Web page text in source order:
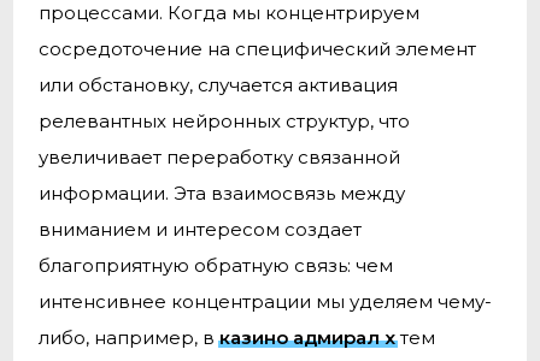
процессами. Когда мы концентрируем
сосредоточение на специфический элемент
или обстановку, случается активация
релевантных нейронных структур, что
увеличивает переработку связанной
информации. Эта взаимосвязь между
вниманием и интересом создает
благоприятную обратную связь: чем
интенсивнее концентрации мы уделяем чему-
либо, например, вказино адмирал хтем